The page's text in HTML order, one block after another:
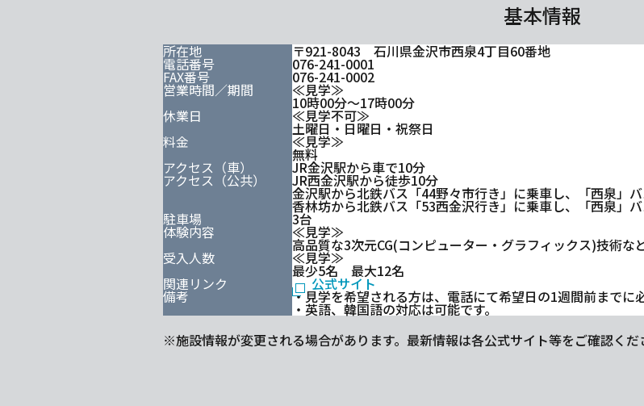
基本情報
所在地 〒921-8043 石川県金沢市西泉4丁目60番地
電話番号 076-241-0001
FAX番号 076-241-0002
営業時間／期間 ≪見学≫
10時00分～17時00分
休業日 ≪見学不可≫
土曜日・日曜日・祝祭日
料金 ≪見学≫
無料
アクセス（車） JR金沢駅から車で10分
アクセス（公共） JR西金沢駅から徒歩10分
金沢駅から北鉄バス「44野々市行き」に乗車し、「西泉」バ
香林坊から北鉄バス「53西金沢行き」に乗車し、「西泉」バ
駐車場 3台
体験内容 ≪見学≫
高品質な3次元CG(コンピューター・グラフィックス)技術な
受入人数 ≪見学≫
最少5名 最大12名
関連リンク 公式サイト
備考 ・見学を希望される方は、電話にて希望日の1週間前までに
・英語、韓国語の対応は可能です。
※施設情報が変更される場合があります。最新情報は各公式サイト等をご確認くだ